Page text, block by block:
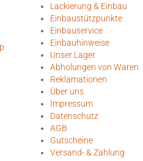
Lackierung & Einbau
Einbaustützpunkte
Einbauservice
Einbauhinweise
Unser Lager
Abholungen von Waren
Reklamationen
Über uns
Impressum
Datenschutz
AGB
Gutscheine
Versand- & Zahlung